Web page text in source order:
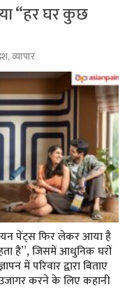
“हर घर कुछ
,व्यापार
पेंट्स फिर लेकर आया है
है”, जिसमें आधुनिक घरों
में परिवार द्वारा बिताए
करने के लिए कहानी